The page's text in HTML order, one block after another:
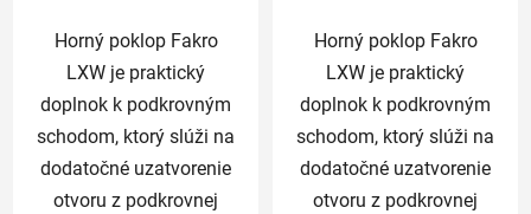
Horný poklop Fakro
LXW je praktický
doplnok k podkrovným
schodom, ktorý slúži na
dodatočné uzatvorenie
otvoru z podkrovnej
Horný poklop Fakro
LXW je praktický
doplnok k podkrovným
schodom, ktorý slúži na
dodatočné uzatvorenie
otvoru z podkrovnej